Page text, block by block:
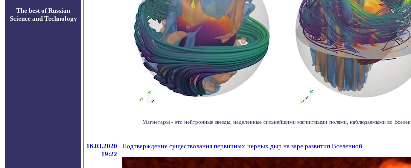
The best of Russian
Science and Technology
Магнетары - это нейтронные звезды, наделенные сильнейшими магнитными полями, наблюдаемыми во
16.03.2020
19:22
Подтверждение существования первичных черных дыр на заре развития Вселенной